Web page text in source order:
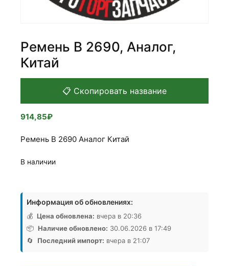
Ремень B 2690, Аналог,
Китай
📋 Скопировать название
914,85₽
Ремень B 2690 Аналог Китай
В наличии
товара
Ремень
2690,
Аналог,
Китай
Информация об обновлениях:
💰 Цена обновлена: вчера в 20:36
📦 Наличие обновлено: 30.06.2026 в 17:49
🔄
Последний импорт: вчера в 21:07